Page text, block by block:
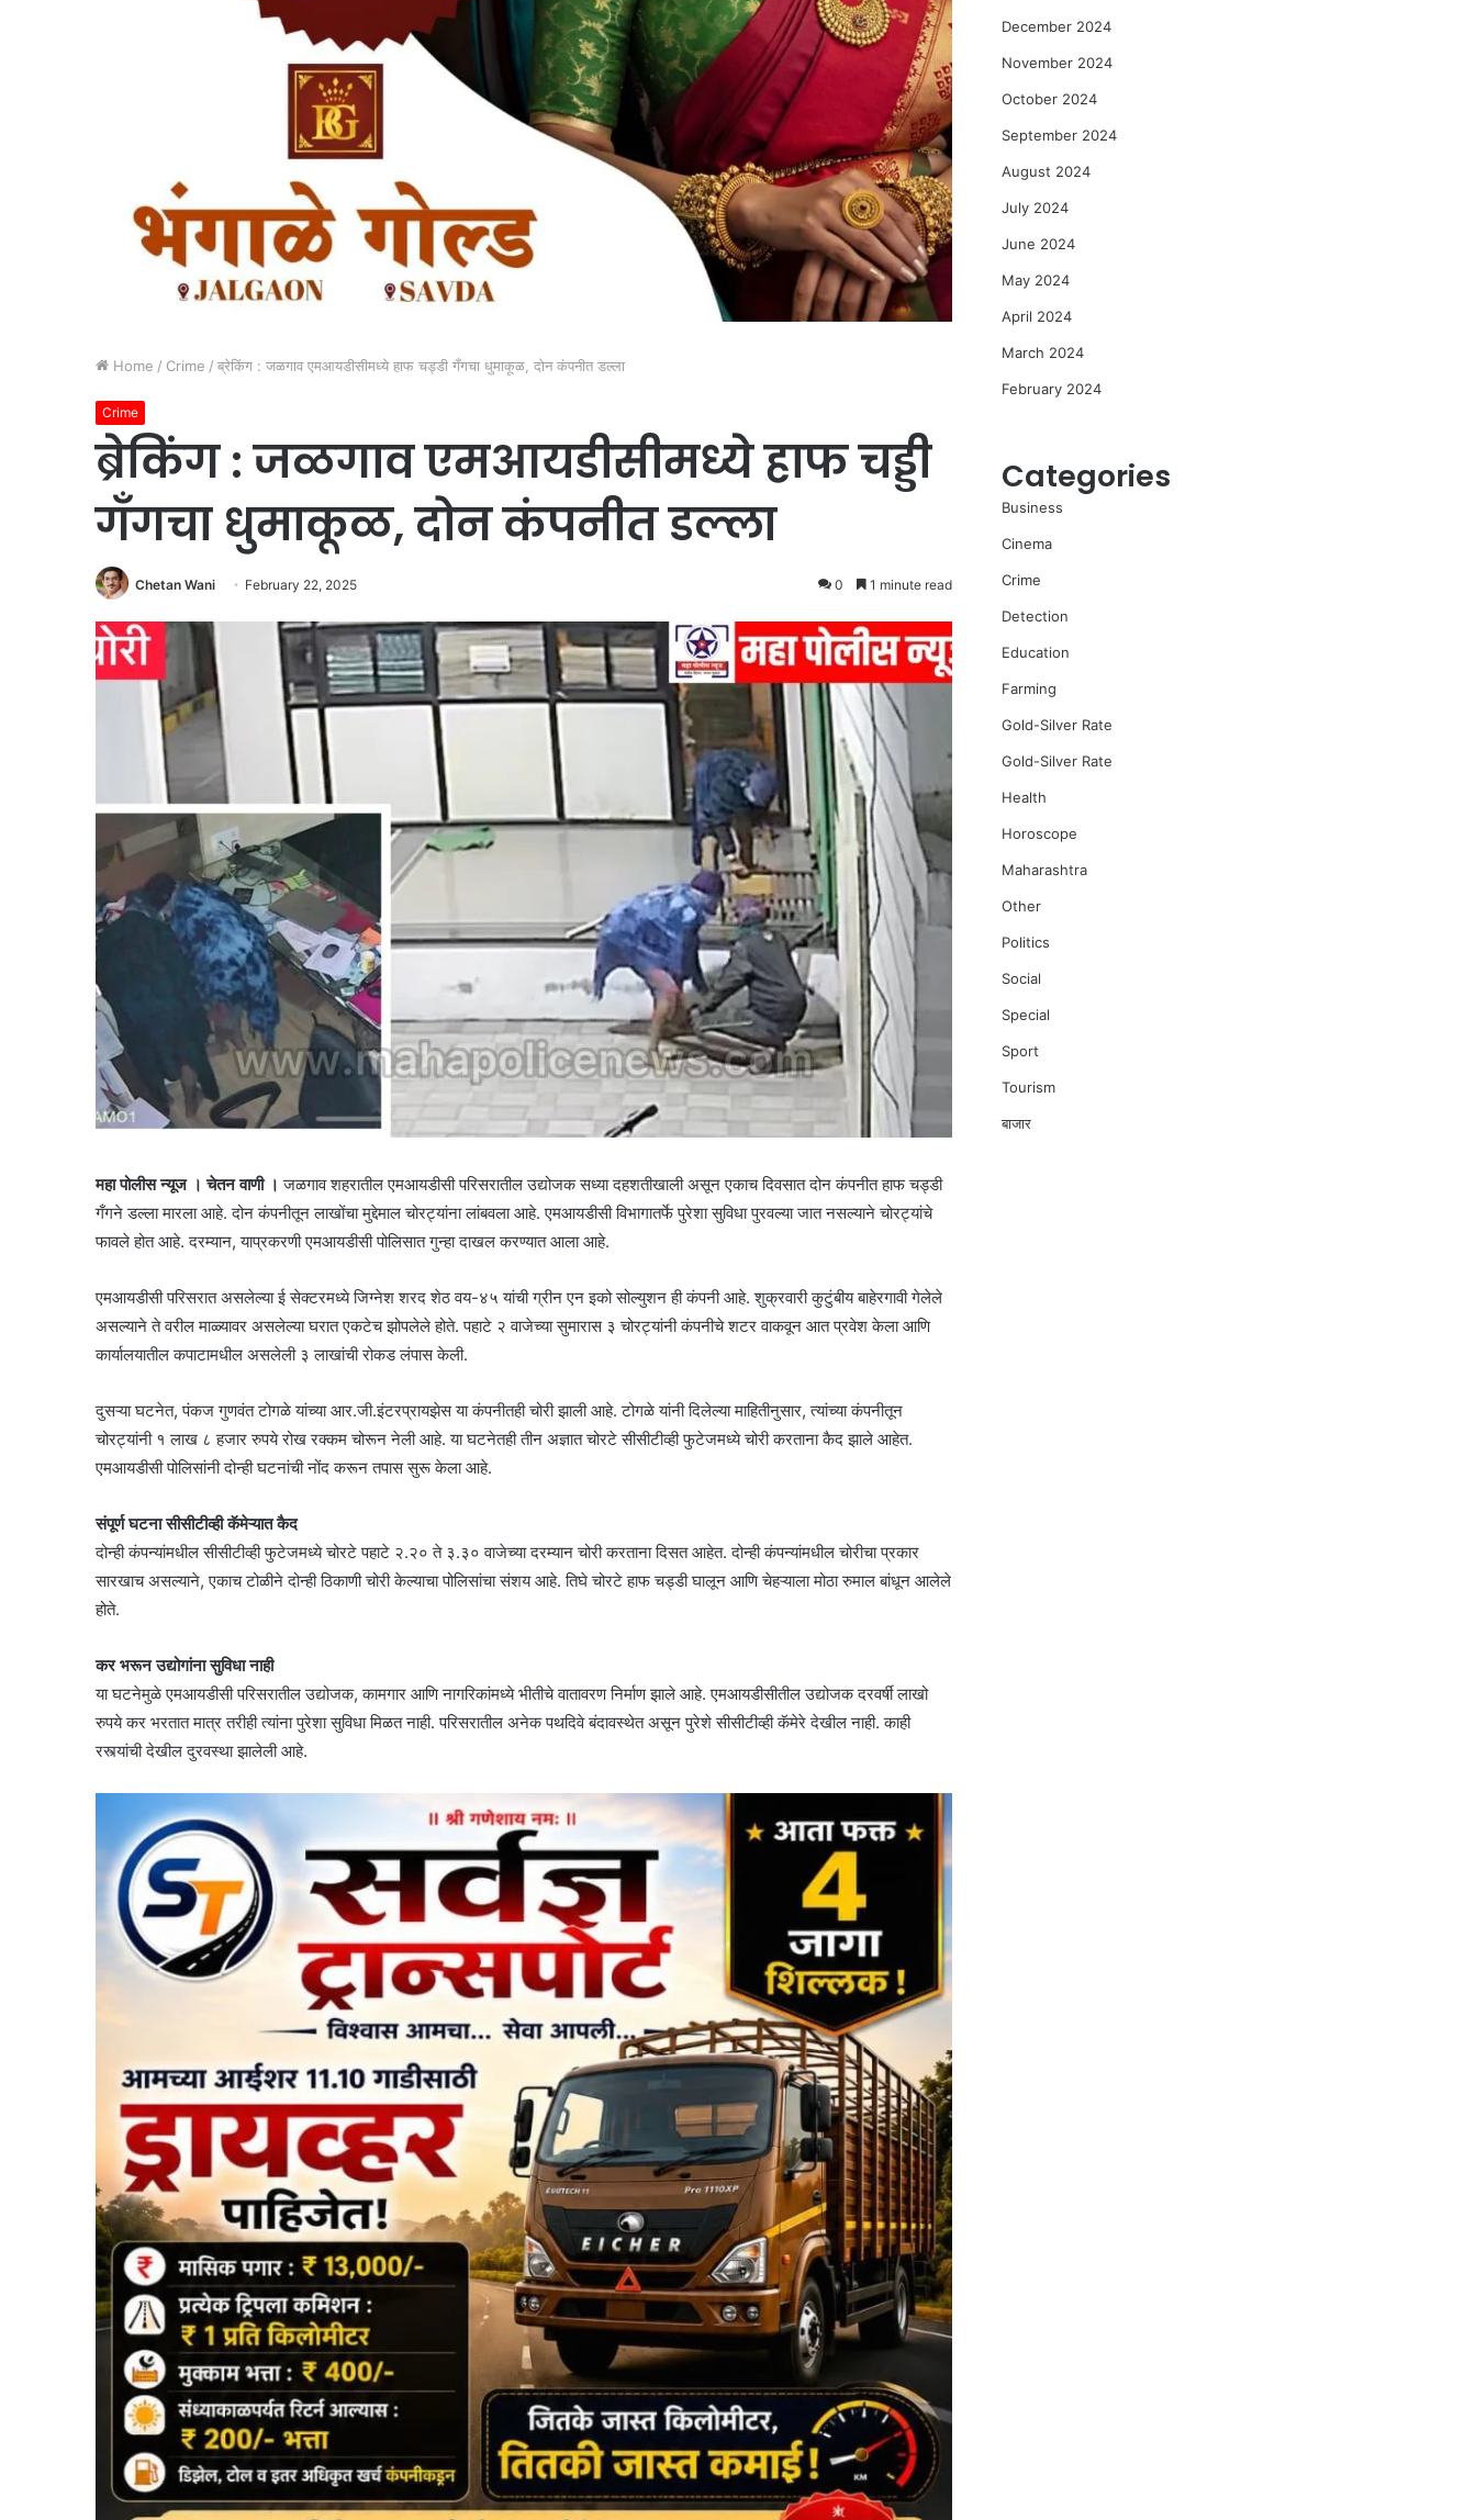
Home / Crime / ब्रेकिंग : जळगाव एमआयडीसीमध्ये हाफ चड्डी गँगचा धुमाकूळ, दोन कंपनीत डल्ला
Crime
ब्रेकिंग : जळगाव एमआयडीसीमध्ये हाफ चड्डी
गँगचा धुमाकूळ, दोन कंपनीत डल्ला
Chetan Wani February 22, 2025 0 1 minute read
महा पोलीस न्यूज । चेतन वाणी । जळगाव शहरातील एमआयडीसी परिसरातील उद्योजक सध्या दहशतीखाली असून एकाच दिवसात दोन कंपनीत हाफ चड्डी
गँगने डल्ला मारला आहे. दोन कंपनीतून लाखोंचा मुद्देमाल चोरट्यांना लांबवला आहे. एमआयडीसी विभागातर्फे पुरेशा सुविधा पुरवल्या जात नसल्याने चोरट्यांचे
फावले होत आहे. दरम्यान, याप्रकरणी एमआयडीसी पोलिसात गुन्हा दाखल करण्यात आला आहे.
एमआयडीसी परिसरात असलेल्या ई सेक्टरमध्ये जिग्नेश शरद शेठ वय-४५ यांची ग्रीन एन इको सोल्युशन ही कंपनी आहे. शुक्रवारी कुटुंबीय बाहेरगावी गेलेले
असल्याने ते वरील माळ्यावर असलेल्या घरात एकटेच झोपलेले होते. पहाटे २ वाजेच्या सुमारास ३ चोरट्यांनी कंपनीचे शटर वाकवून आत प्रवेश केला आणि
कार्यालयातील कपाटामधील असलेली ३ लाखांची रोकड लंपास केली.
दुसऱ्या घटनेत, पंकज गुणवंत टोगळे यांच्या आर.जी.इंटरप्रायझेस या कंपनीतही चोरी झाली आहे. टोगळे यांनी दिलेल्या माहितीनुसार, त्यांच्या कंपनीतून
चोरट्यांनी १ लाख ८ हजार रुपये रोख रक्कम चोरून नेली आहे. या घटनेतही तीन अज्ञात चोरटे सीसीटीव्ही फुटेजमध्ये चोरी करताना कैद झाले आहेत.
एमआयडीसी पोलिसांनी दोन्ही घटनांची नोंद करून तपास सुरू केला आहे.
संपूर्ण घटना सीसीटीव्ही कॅमेऱ्यात कैद
दोन्ही कंपन्यांमधील सीसीटीव्ही फुटेजमध्ये चोरटे पहाटे २.२० ते ३.३० वाजेच्या दरम्यान चोरी करताना दिसत आहेत. दोन्ही कंपन्यांमधील चोरीचा प्रकार
सारखाच असल्याने, एकाच टोळीने दोन्ही ठिकाणी चोरी केल्याचा पोलिसांचा संशय आहे. तिघे चोरटे हाफ चड्डी घालून आणि चेहऱ्याला मोठा रुमाल बांधून आलेले
होते.
कर भरून उद्योगांना सुविधा नाही
या घटनेमुळे एमआयडीसी परिसरातील उद्योजक, कामगार आणि नागरिकांमध्ये भीतीचे वातावरण निर्माण झाले आहे. एमआयडीसीतील उद्योजक दरवर्षी लाखो
रुपये कर भरतात मात्र तरीही त्यांना पुरेशा सुविधा मिळत नाही. परिसरातील अनेक पथदिवे बंदावस्थेत असून पुरेशे सीसीटीव्ही कॅमेरे देखील नाही. काही
रस्त्यांची देखील दुरवस्था झालेली आहे.
December 2024
November 2024
October 2024
September 2024
August 2024
July 2024
June 2024
May 2024
April 2024
March 2024
February 2024
Categories
Business
Cinema
Crime
Detection
Education
Farming
Gold-Silver Rate
Gold-Silver Rate
Health
Horoscope
Maharashtra
Other
Politics
Social
Special
Sport
Tourism
बाजार